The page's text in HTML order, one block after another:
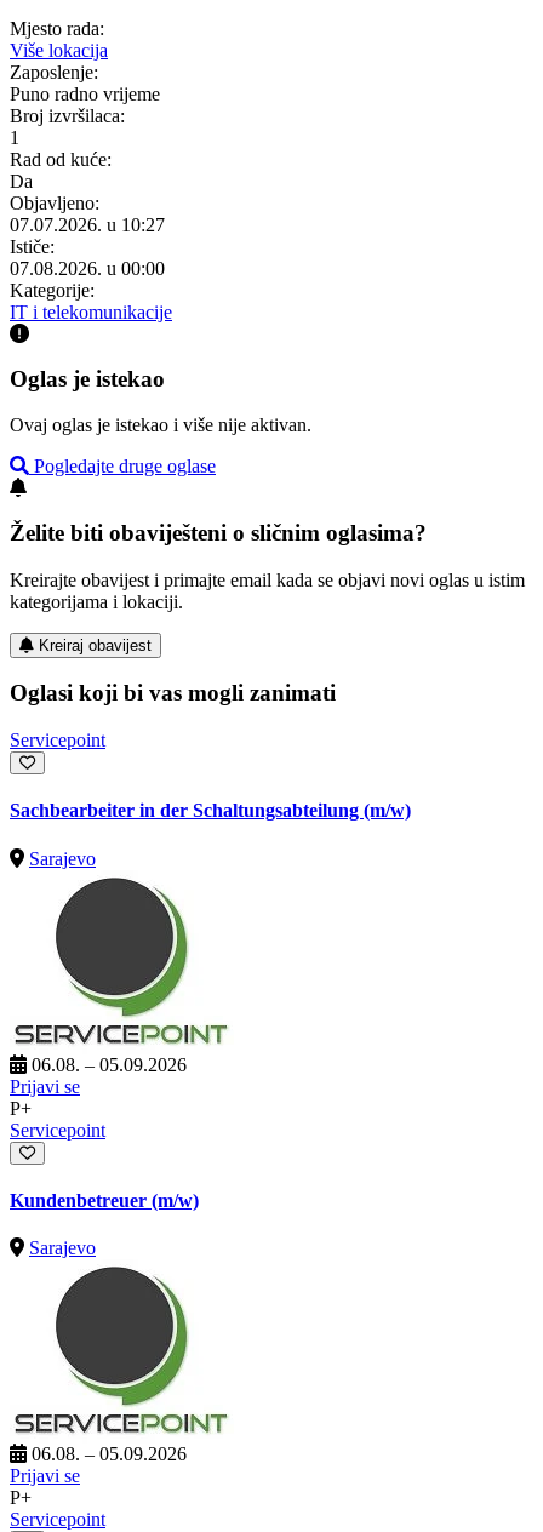
Mjesto rada:
Više lokacija
Zaposlenje:
Puno radno vrijeme
Broj izvršilaca:
1
Rad od kuće:
Da
Objavljeno:
07.07.2026. u 10:27
Ističe:
07.08.2026. u 00:00
Kategorije:
IT i telekomunikacije
Oglas je istekao
Ovaj oglas je istekao i više nije aktivan.
Pogledajte druge oglase
Želite biti obaviješteni o sličnim oglasima?
Kreirajte obavijest i primajte email kada se objavi novi oglas u istim
kategorijama i lokaciji.
Kreiraj obavijest
Oglasi koji bi vas mogli zanimati
Servicepoint
Sachbearbeiter in der Schaltungsabteilung (m/w)
Sarajevo
06.08. – 05.09.2026
Prijavi se
P+
Servicepoint
Kundenbetreuer (m/w)
Sarajevo
06.08. – 05.09.2026
Prijavi se
P+
Servicepoint